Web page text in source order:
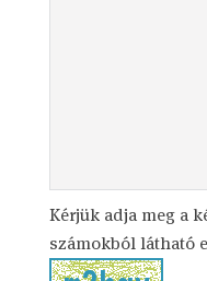
Kérjük adja meg a
számokból látható